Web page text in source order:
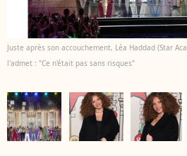
Juste après son accouchement, Léa Haddad (Star
l'admet : "Ce n'était pas sans risques"